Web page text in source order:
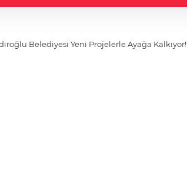
Dulkadiroğlu Belediyesi Yeni Projelerle Ayağa Kalkıyor!